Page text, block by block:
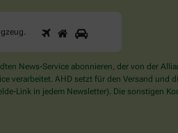
Sind
Sie
Mensch?
Dann
wählen
1 2
News-Service abonnieren, der von der
verarbeitet. AHD setzt für den Versand
Link in jedem Newsletter). Die sonstigen